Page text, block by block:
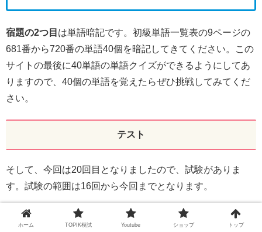
宿題の2つ目 は単語暗記です。初級単語一覧表の9ページの
681番から720番の単語40個を暗記してきてください。この
サイトの最後に40単語の単語クイズができるようにしてあ
りますので、40個の単語を覚えたらぜひ挑戦してみてくだ
さい。
テスト
そして、今回は20回目となりましたので、試験がありま
す。試験の範囲は16回から今回までとなります。
この試験の形式は韓国語能力試験初級
を参考に作ってあり
ホーム TOPIK模試 Youtube ショップ トップ